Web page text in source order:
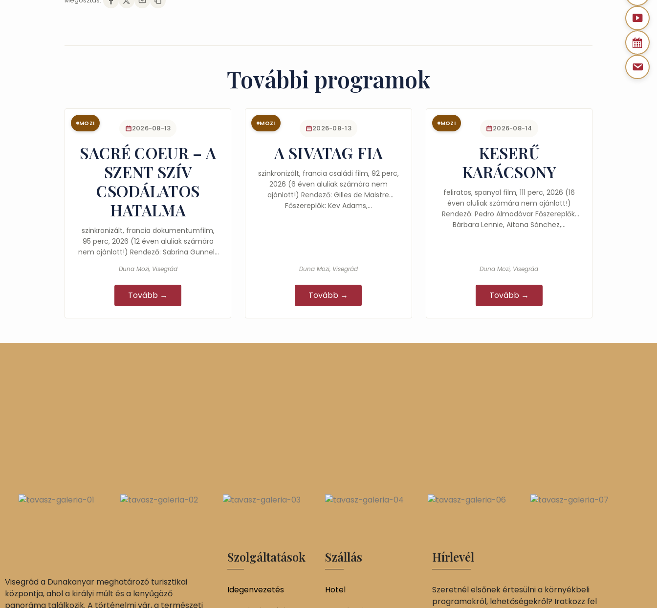
További programok
MOZI
2026-08-13
SACRÉ COEUR – A
SZENT SZÍV
CSODÁLATOS
HATALMA
szinkronizált, francia dokumentumfilm,
95 perc, 2026 (12 éven aluliak számára
nem ajánlott!) Rendező: Sabrina Gunnell,
Duna Mozi, Visegrád
Tovább →
MOZI
2026-08-13
A SIVATAG FIA
szinkronizált, francia családi film, 92 perc,
2026 (6 éven aluliak számára nem
ajánlott!) Rendező: Gilles de Maistre
Főszereplők: Kev Adams,…
Duna Mozi, Visegrád
Tovább →
MOZI
2026-08-14
KESERŰ
KARÁCSONY
feliratos, spanyol film, 111 perc, 2026 (16
éven aluliak számára nem ajánlott!)
Rendező: Pedro Almodóvar Főszereplők:
Bárbara Lennie, Aitana Sánchez,…
Duna Mozi, Visegrád
Tovább →
Visegrád a Dunakanyar meghatározó turisztikai
központja, ahol a királyi múlt és a lenyűgöző
panoráma találkozik. A történelmi vár, a természeti
Szolgáltatások
Idegenvezetés
Szállás
Hotel
Hírlevél
Szeretnél elsőnek értesülni a környékbeli
programokról, lehetőségekről? Iratkozz fel